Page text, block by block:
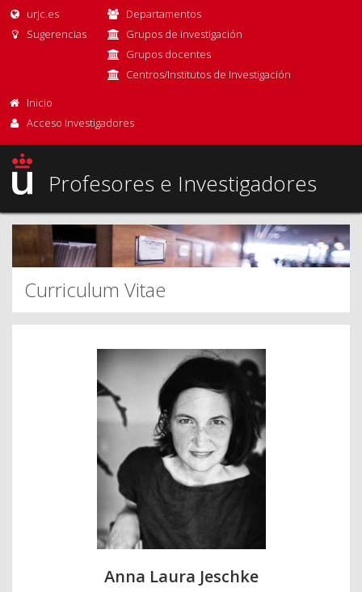
urjc.es
Sugerencias
Departamentos
Grupos de investigación
Grupos docentes
Centros/Institutos de Investigación
Inicio
Acceso Investigadores
Profesores e Investigadores
Curriculum Vitae
Anna Laura Jeschke